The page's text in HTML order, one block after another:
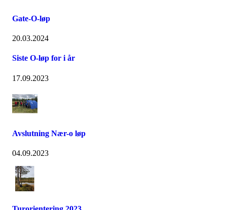
Gate-O-løp
20.03.2024
Siste O-løp for i år
17.09.2023
Avslutning Nær-o løp
04.09.2023